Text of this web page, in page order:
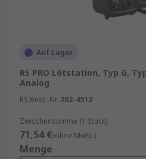
Laptops, Platinen.
DIY-Projekte
andereMikrocontroller.
Der größte Vorteil einer
kontrollierten
Auf Lager
RS PRO Lötstation, Typ G,
Analog
RS Best.-Nr. 202-4512
Zwischensumme (1 Stück)
71,54 €(ohne MwSt.)
Menge